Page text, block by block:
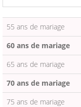
55 ans de mariage
60 ans de mariage
65 ans de mariage
70 ans de mariage
75 ans de mariage